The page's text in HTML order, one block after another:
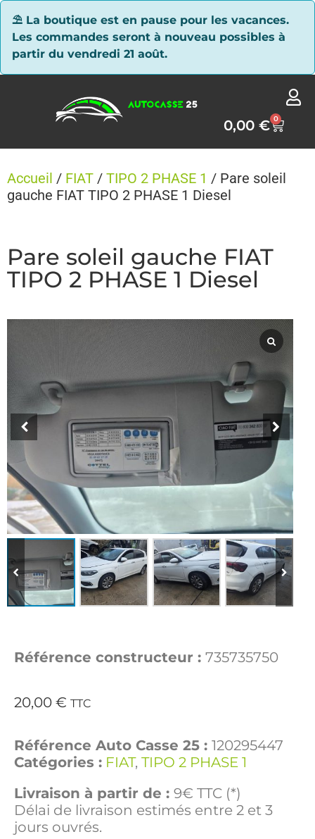
⛱ La boutique est en pause pour les vacances.
Les commandes seront à nouveau possibles à
partir du vendredi 21 août.
0,00€ 0
Accueil / FIAT / TIPO 2 PHASE 1 / Pare soleil
gauche FIAT TIPO 2 PHASE 1 Diesel
Pare soleil gauche FIAT
TIPO 2 PHASE 1 Diesel
Référence constructeur : 735735750
20,00 € TTC
Référence Auto Casse 25 : 120295447
Catégories : FIAT, TIPO 2 PHASE 1
Livraison à partir de : 9€ TTC (*)
Délai de livraison estimés entre 2 et 3
jours ouvrés.
Panneau de gestion des cookies